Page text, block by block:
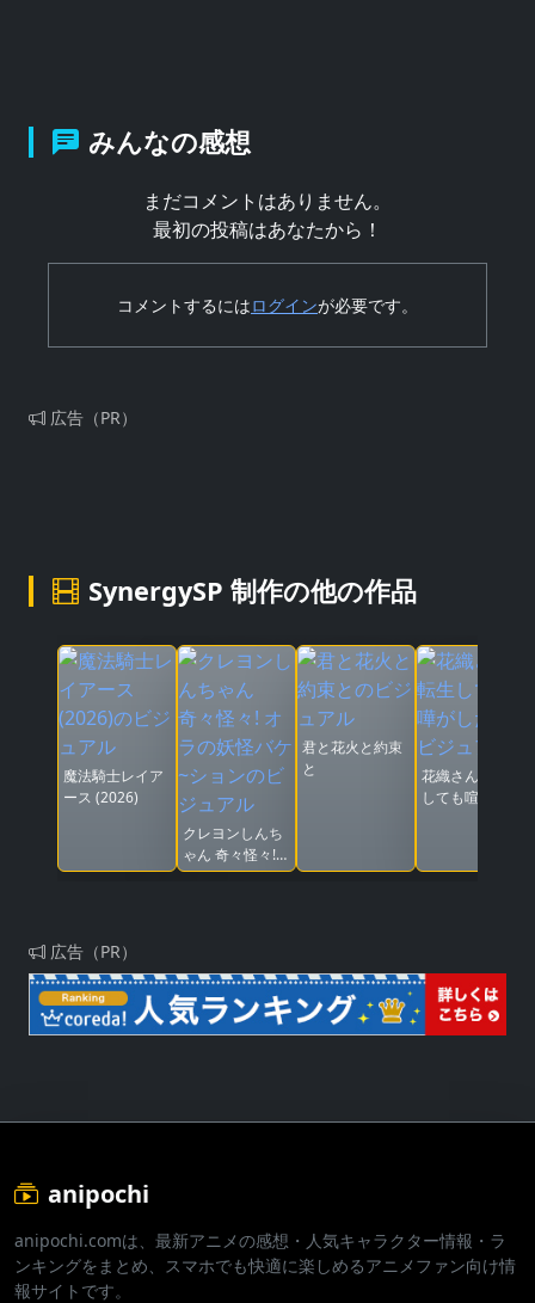
みんなの感想
まだコメントはありません。
最初の投稿はあなたから！
コメントするにはログインが必要です。
広告（PR）
SynergySP 制作の他の作品
魔法騎士レイア
ース (2026)
クレヨンしんち
ゃん 奇々怪々!
オラの妖怪バケ
君と花火と約束
と
花織さんは転生
しても喧嘩がし
広告（PR）
anipochi
anipochi.comは、最新アニメの感想・人気キャラクター情報・ラ
ンキングをまとめ、スマホでも快適に楽しめるアニメファン向け情
報サイトです。